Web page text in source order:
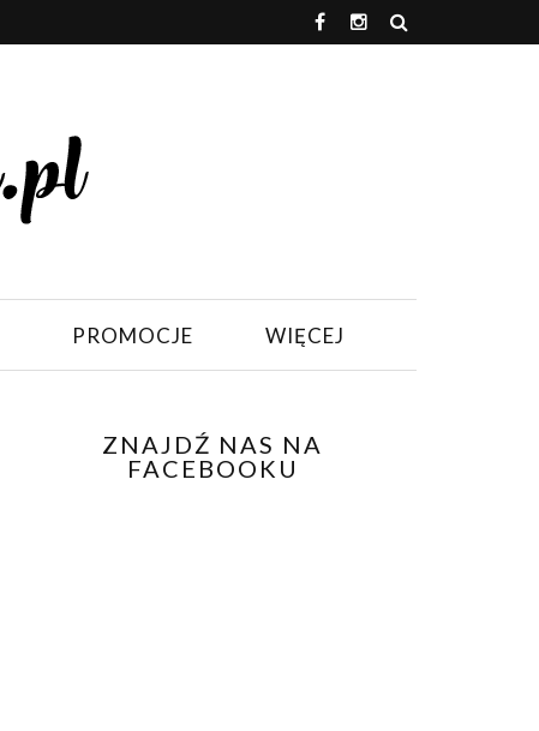
PROMOCJE WIĘCEJ
ZNAJDŹ NAS NA
FACEBOOKU